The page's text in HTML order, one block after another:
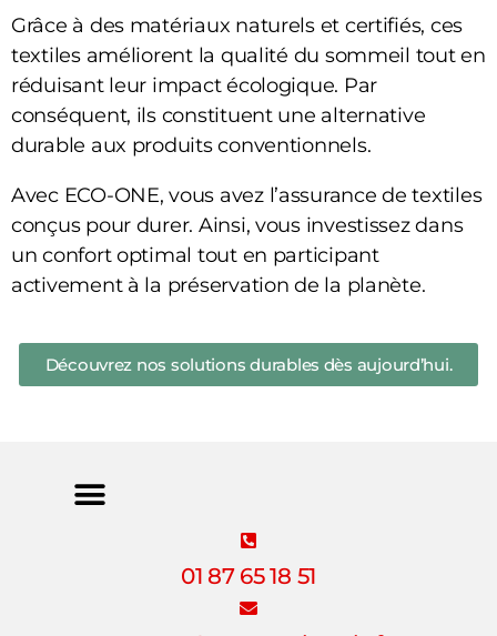
Grâce à des matériaux naturels et certifiés, ces
textiles améliorent la qualité du sommeil tout en
réduisant leur impact écologique. Par
conséquent, ils constituent une alternative
durable aux produits conventionnels.
Avec ECO-ONE, vous avez l’assurance de textiles
conçus pour durer. Ainsi, vous investissez dans
un confort optimal tout en participant
activement à la préservation de la planète.
Découvrez nos solutions durables dès aujourd’hui.
01 87 65 18 51